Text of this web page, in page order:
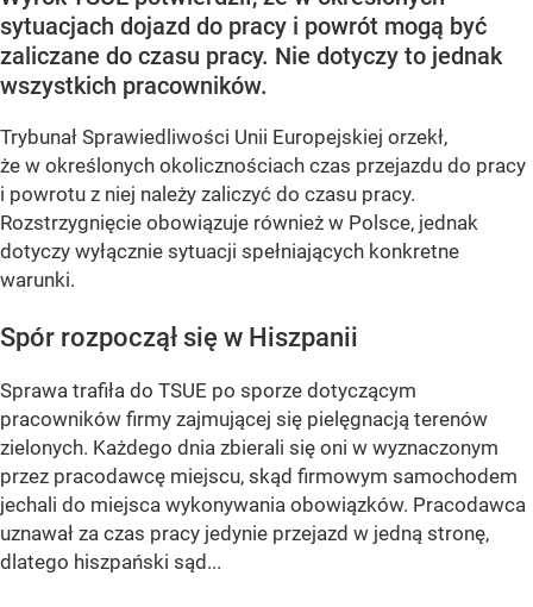
sytuacjach dojazd do pracy i powrót mogą być
zaliczane do czasu pracy. Nie dotyczy to jednak
wszystkich pracowników.
Trybunał Sprawiedliwości Unii Europejskiej orzekł,
że w określonych okolicznościach czas przejazdu do pracy
i powrotu z niej należy zaliczyć do czasu pracy.
Rozstrzygnięcie obowiązuje również w Polsce, jednak
dotyczy wyłącznie sytuacji spełniających konkretne
warunki.
Spór rozpoczął się w Hiszpanii
Sprawa trafiła do TSUE po sporze dotyczącym
pracowników firmy zajmującej się pielęgnacją terenów
zielonych. Każdego dnia zbierali się oni w wyznaczonym
przez pracodawcę miejscu, skąd firmowym samochodem
jechali do miejsca wykonywania obowiązków. Pracodawca
uznawał za czas pracy jedynie przejazd w jedną stronę,
dlatego hiszpański sąd...